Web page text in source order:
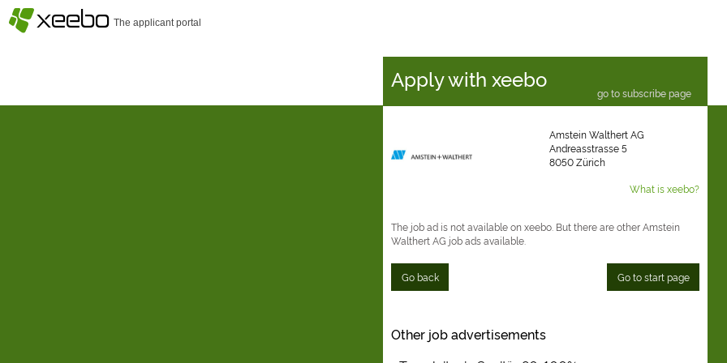
§xeebo The applicant portal
Apply with xeebo
go to subscribe page
Amstein Walthert AG
Andreasstrasse 5
8050 Zürich
What is xeebo?
The job ad is not available on xeebo. But there are other Amstein
Walthert AG job ads available.
Go back Go to start page
Other job advertisements